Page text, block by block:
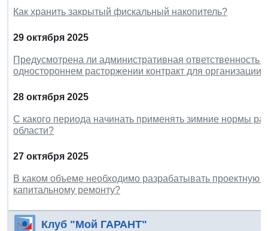
Как хранить закрытый фискальный накопитель?
29 октября 2025
Предусмотрена ли административная
одностороннем расторжении контракт для организации
28 октября 2025
С какого периода начинать применять зимние нормы
области?
27 октября 2025
В каком объеме необходимо разрабатывать проектную
капитальному ремонту?
Клуб "Мой ГАРАНТ"